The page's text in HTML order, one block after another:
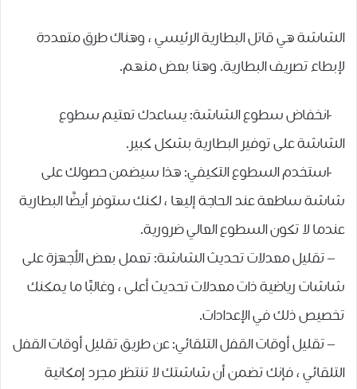
الشاشة هي قاتل البطارية الرئيسي ، وهناك طرق متعددة
لإبطاء تصريف البطارية. وهنا بعض منهم.
-انخفاض سطوع الشاشة: يساعدك تعتيم سطوع
الشاشة على توفير البطارية بشكل كبير.
-استخدم السطوع التكيفي: هذا سيضمن حصولك على
شاشة ساطعة عند الحاجة إليها ، لكنك ستوفر أيضًا البطارية
عندما لا تكون السطوع العالي ضرورية.
– تقليل معدلات تحديث الشاشة: تعمل بعض الأجهزة على
شاشات رياضية ذات معدلات تحديث أعلى ، وغالبًا ما يمكنك
تخصيص ذلك في الإعدادات.
– تقليل أوقات القفل التلقائي: عن طريق تقليل أوقات القفل
التلقائي ، فإنك تضمن أن شاشتك لا تنتظر مجرد إمكانية